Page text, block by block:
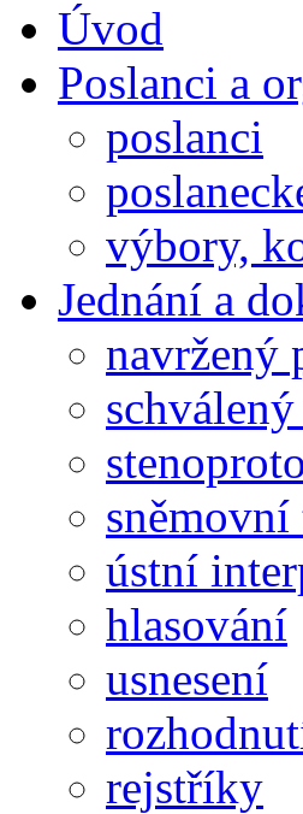
Úvod
Poslanci a
poslanci
výbory,
Jednání a
navržený
ústní
hlasování
usnesení
rejstříky